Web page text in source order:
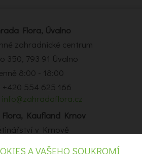
Flora, Úvalno
zahradnické centrum
350, 793 91 Úvalno
8:00 - 18:00
+420 554 625 166
info@zahradaflora.cz
Kaufland Krnov
v Krnově
Krnov, Opavská 14, Krnov
A VAŠEHO SOUKROMÍ